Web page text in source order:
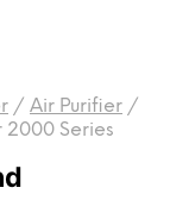
/ Air Purifier /
Series